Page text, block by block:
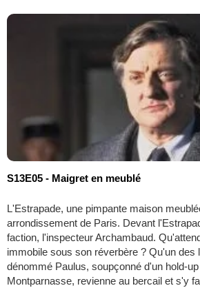
S13E05 - Maigret en meublé
L'Estrapade, une pimpante maison
arrondissement de Paris. Devant
faction, l'inspecteur Archambaud.
immobile sous son réverbère ? Qu'un des
dénommé Paulus, soupçonné d'un hold-
Montparnasse, revienne au bercail et s'y